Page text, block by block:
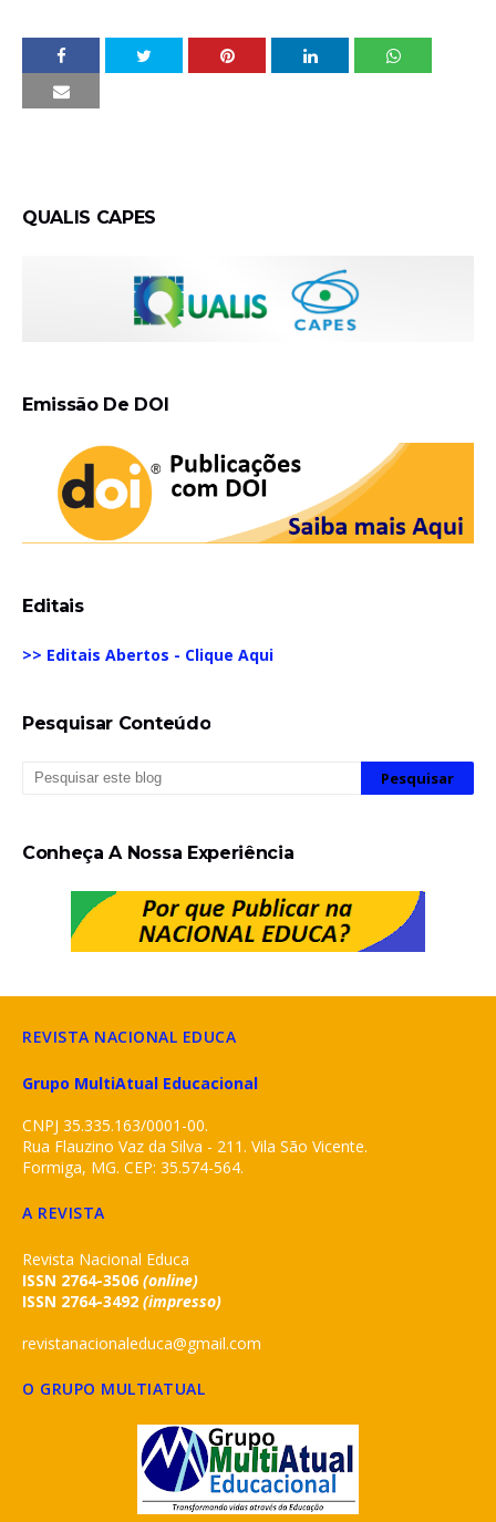
QUALIS CAPES
Emissão De DOI
Editais
>> Editais Abertos - Clique Aqui
Pesquisar Conteúdo
Conheça A Nossa Experiência
REVISTA NACIONAL EDUCA
Grupo MultiAtual Educacional
CNPJ 35.335.163/0001-00.
Rua Flauzino Vaz da Silva - 211. Vila São Vicente.
Formiga, MG. CEP: 35.574-564.
A REVISTA
Revista Nacional Educa
ISSN 2764-3506(online)
ISSN 2764-3492 (impresso)
revistanacionaleduca@gmail.com
O GRUPO MULTIATUAL